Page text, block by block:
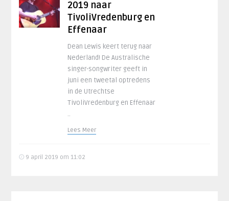
2019 naar
TivoliVredenburg en
Effenaar
Dean Lewis keert terug naar
Nederland! De Australische
singer-songwriter geeft in
juni een tweetal optredens
in de Utrechtse
TivoliVredenburg en Effenaar
..
Lees Meer
9 april 2019 om 11:02